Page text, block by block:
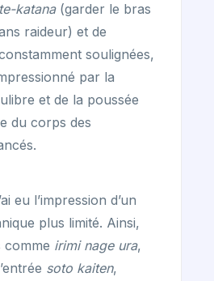
te-katana(garder le bras
raideur) et de
soulignées,
par la
et de la poussée
du corps des
eu l’impression d’un
plus limité. Ainsi,
comme irimi nage ura,
soto kaiten,